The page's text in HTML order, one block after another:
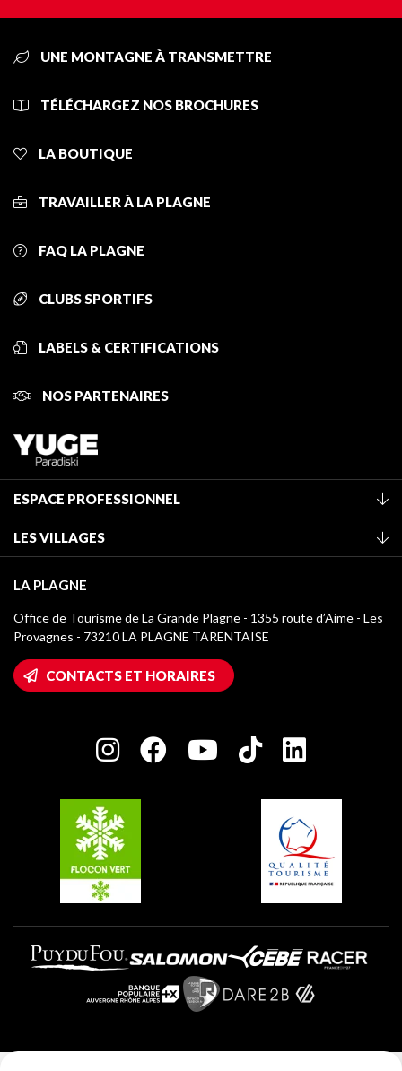
UNE MONTAGNE À TRANSMETTRE
TÉLÉCHARGEZ NOS BROCHURES
LA BOUTIQUE
TRAVAILLER À LA PLAGNE
FAQ LA PLAGNE
CLUBS SPORTIFS
LABELS & CERTIFICATIONS
NOS PARTENAIRES
ESPACE PROFESSIONNEL
Classement des meublés
Taxe de séjour
Médiathèque
Logos La Plagne
Accès Wifi
Maison des Propriétaires
Charte des Acteurs Engagés
LES VILLAGES
Montchavin - Les Coches
Champagny-en-Vanoise
Plagne 1800
Plagne Villages
Plagne Aime 2000
LA PLAGNE
Office de Tourisme de La Grande Plagne - 1355 route d’Aime - Les
Provagnes - 73210 LA PLAGNE TARENTAISE
CONTACTS ET HORAIRES